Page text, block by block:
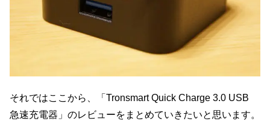
それではここから、「Tronsmart Quick Charge 3.0 USB
急速充電器」のレビューをまとめていきたいと思います。